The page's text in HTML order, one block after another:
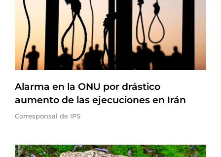
Alarma en la ONU por drástico
aumento de las ejecuciones en Irán
Corresponsal de IPS